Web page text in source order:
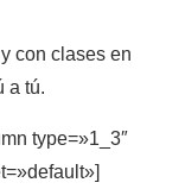
con clases en
a tú.
type=»1_3″